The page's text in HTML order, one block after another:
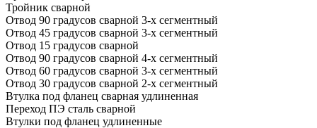
Тройник сварной
Отвод 90 градусов сварной 3-х сегментный
Отвод 45 градусов сварной 3-х сегментный
Отвод 15 градусов сварной
Отвод 90 градусов сварной 4-х сегментный
Отвод 60 градусов сварной 3-х сегментный
Отвод 30 градусов сварной 2-х сегментный
Втулка под фланец сварная удлиненная
Переход ПЭ сталь сварной
Втулки под фланец удлиненные